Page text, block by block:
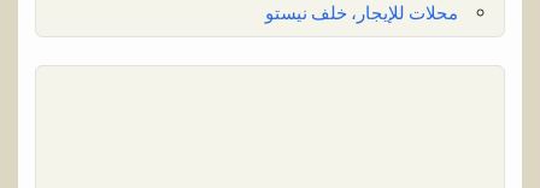
محلات للإيجار، خلف نيستو